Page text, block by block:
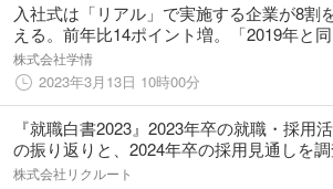
入社式は「リアル」で実施する企業が8割
える。前年比14ポイント増。「2019年と
模で実施」の声も。一方、半数の企業が入社
式で「マスク着用」を求める方針/人事担当
アンケート
株式会社学情
2023年3月13日 10時00分
『就職白書2023』2023年卒の就職・採用
の振り返りと、2024年卒の採用見通しを
株式会社リクルート